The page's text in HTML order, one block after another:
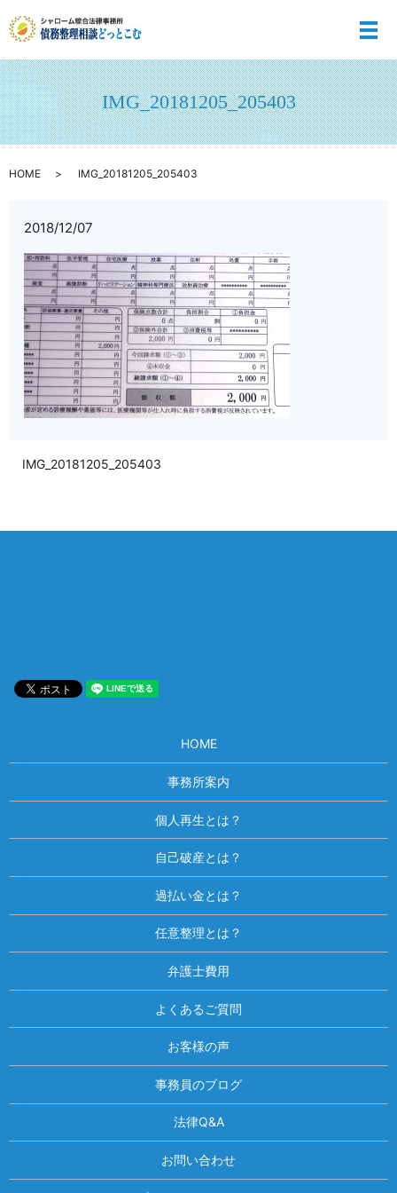
メ
IMG_20181205_205403
HOME IMG_20181205_205403
2018/12/07
IMG_20181205_205403
HOME
事務所案内
個人再生とは？
自己破産とは？
過払い金とは？
任意整理とは？
弁護士費用
よくあるご質問
お客様の声
事務員のブログ
法律Q&A
お問い合わせ